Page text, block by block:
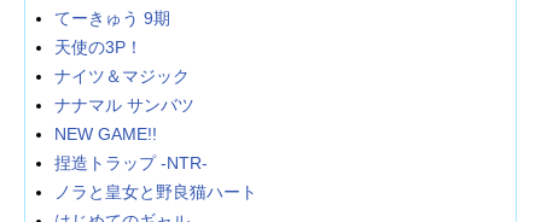
てーきゅう 9期
天使の3P！
ナイツ＆マジック
ナナマル サンバツ
NEW GAME!!
捏造トラップ -NTR-
ノラと皇女と野良猫ハート